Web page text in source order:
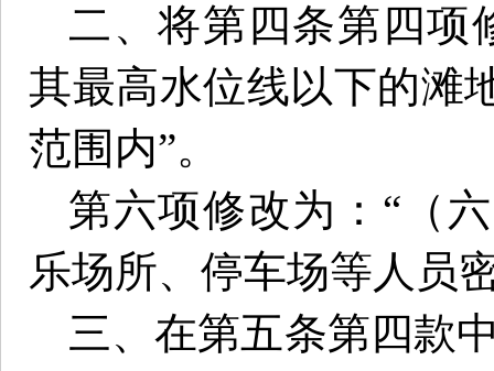
二、将第四条第四项
其最高水位线以下的滩
范围内”。
第六项修改为：“（
乐场所、停车场等人员
三、在第五条第四款